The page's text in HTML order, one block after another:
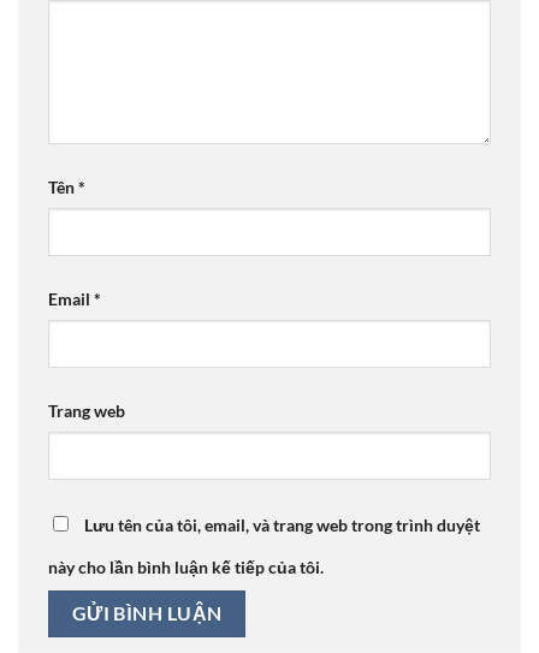
Tên*
Email *
Trang web
Lưu tên của tôi, email, và trang web trong trình duyệt
này cho lần bình luận kế tiếp của tôi.